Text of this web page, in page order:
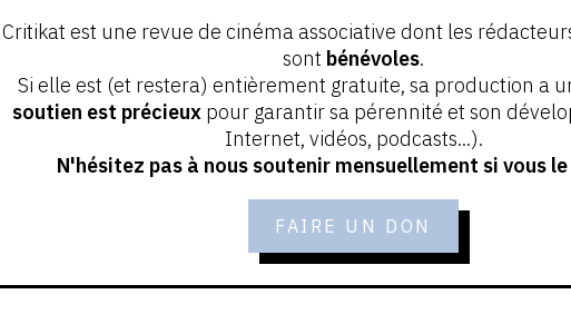
Critikat est une revue de cinéma associative dont les
sont bénévoles.
Si elle est (et restera) entièrement gratuite, sa production a
soutien est précieux pour garantir sa pérennité et son
Internet, vidéos, podcasts...).
N'hésitez pas à nous soutenir mensuellement si vous
FAIRE UN DON